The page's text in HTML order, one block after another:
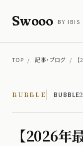
Swooo BY IBIS
TOP / 記事・ブログ /
BUBBLE BUBBLE
【2026年